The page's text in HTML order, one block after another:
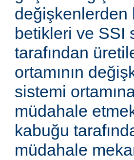
değişkenlerden
betikleri ve SSI
tarafından
ortamının
sistemi
müdahale
kabuğu
müdahale